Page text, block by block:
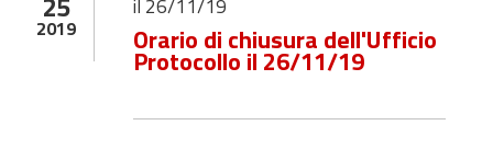
2019
il 26/11/19
Orario di chiusura dell'Ufficio
Protocollo il 26/11/19